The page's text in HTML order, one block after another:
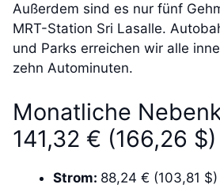
Außerdem sind es nur fünf
MRT-Station Sri Lasalle.
und Parks erreichen wir alle
zehn Autominuten.
Monatliche
141,32 € (166,26 $)
Strom: 88,24 € (103,81 $)